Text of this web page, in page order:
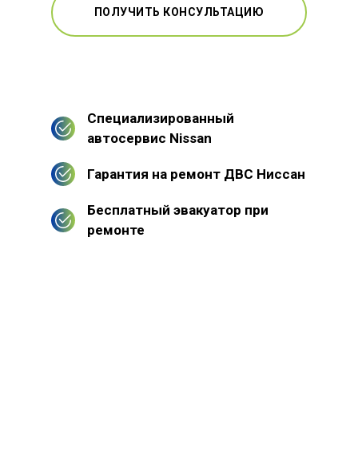
ПОЛУЧИТЬ КОНСУЛЬТАЦИЮ
Специализированный
автосервис Nissan
Гарантия на ремонт ДВС Ниссан
Бесплатный эвакуатор при
ремонте